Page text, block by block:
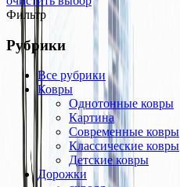
Фильтр
Рубрики
Все рубрики
Ковры
Однотонные ковры
Картина
Современные ковры
Классические ковры
Детские ковры
Дорожки